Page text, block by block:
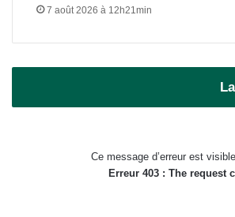
7 août 2026 à 12h21min
Ce message d’erreur est
Erreur 403 : The request